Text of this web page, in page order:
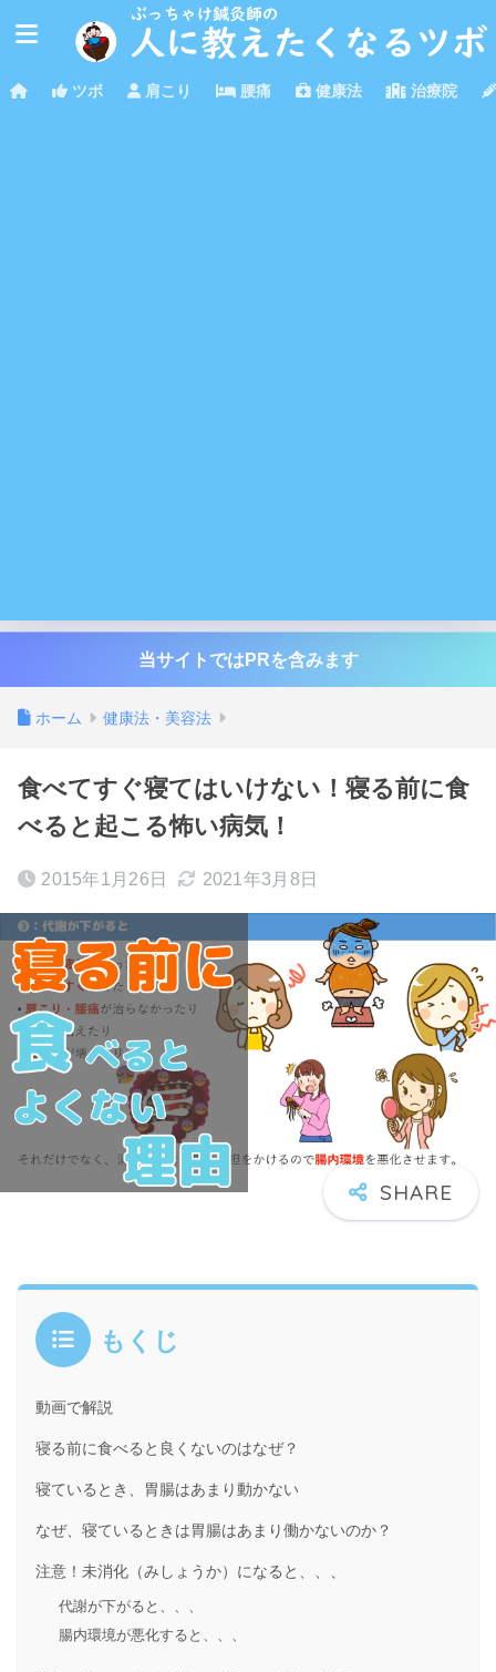
ツボ 肩こり 腰痛 健康法 治療院
当サイトではPRを含みます
ホーム 健康法・美容法
食べてすぐ寝てはいけない！寝る前に食
べると起こる怖い病気！
2015年1月26日 2021年3月8日
もくじ
動画で解説
寝る前に食べると良くないのはなぜ？
寝ているとき、胃腸はあまり動かない
なぜ、寝ているときは胃腸はあまり働かないのか？
注意！未消化（みしょうか）になると、、、
代謝が下がると、、、
腸内環境が悪化すると、、、